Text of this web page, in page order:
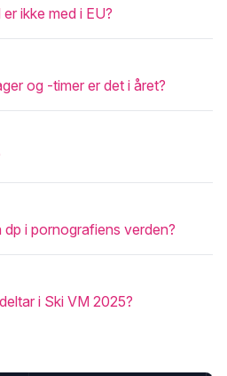
ikke med i EU?
og -timer er det i året?
i pornografiens verden?
i Ski VM 2025?